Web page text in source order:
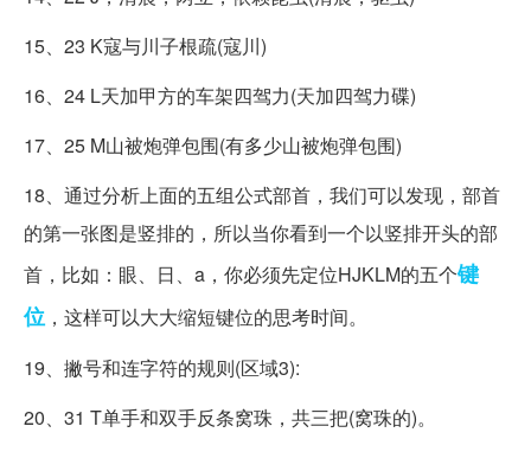
15、23 K寇与川子根疏(寇川)
16、24 L天加甲方的车架四驾力(天加四驾力碟)
17、25 M山被炮弹包围(有多少山被炮弹包围)
18、通过分析上面的五组公式部首，我们可以发现，部首
的第一张图是竖排的，所以当你看到一个以竖排开头的部
首，比如：眼、日、a，你必须先定位HJKLM的五个键
位 ，这样可以大大缩短键位的思考时间。
19、撇号和连字符的规则(区域3):
20、31 T单手和双手反条窝珠，共三把(窝珠的)。